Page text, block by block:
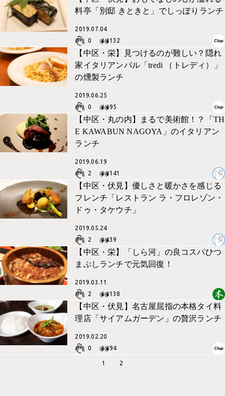
料亭「別邸 きときと」でしっぽりランチ
2019.07.04
0
132
【中区・栄】見つけるのが難しい？隠れ
家イタリアンバル「tredi （トレディ）」
の燻製ランチ
2019.06.25
0
95
【中区・丸の内】まるで美術館！？「TH
E KAWABUN NAGOYA」のイタリアン
ランチ
2019.06.19
2
141
【中区・伏見】優しさと暖かさを感じる
フレンチ「レストラン ラ・フロレゾン・
ドゥ・タケウチ」
2019.05.24
2
39
【中区・栄】「しら河」の良コスパひつ
まぶしランチで元気回復！
2019.03.11
2
138
【中区・伏見】名古屋屈指の本格タイ料
理店「サイアムガーデン」の贅沢ランチ
2019.02.20
0
94
1 2